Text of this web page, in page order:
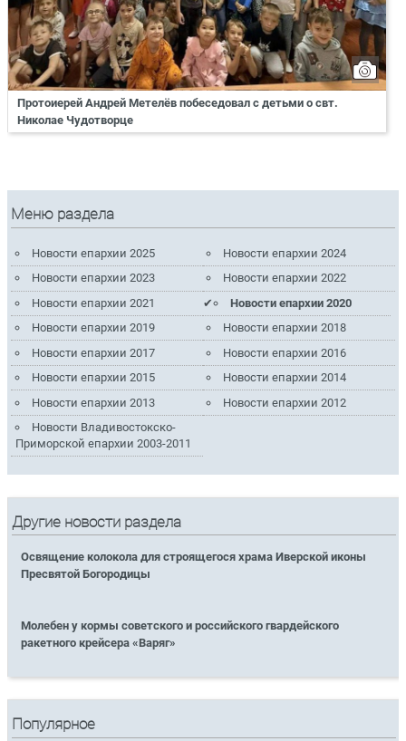
Протоиерей Андрей Метелёв побеседовал с детьми о свт.
Николае Чудотворце
Меню раздела
Новости епархии 2025
Новости епархии 2024
Новости епархии 2023
Новости епархии 2022
Новости епархии 2021
Новости епархии 2020
Новости епархии 2019
Новости епархии 2018
Новости епархии 2017
Новости епархии 2016
Новости епархии 2015
Новости епархии 2014
Новости епархии 2013
Новости епархии 2012
Новости Владивостокско-
Приморской епархии 2003-2011
Другие новости раздела
Освящение колокола для строящегося храма Иверской иконы
Пресвятой Богородицы
Молебен у кормы советского и российского гвардейского
ракетного крейсера «Варяг»
Популярное